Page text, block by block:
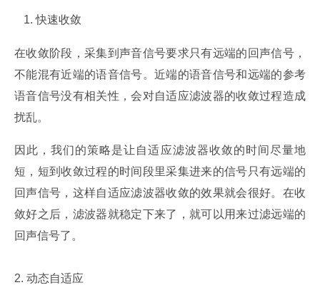
快速收敛
在收敛阶段，采集到声音信号要求只有远端的回声信号，
不能混有近端的语音信号。近端的语音信号和远端的参考
语音信号没有相关性，会对自适应滤波器的收敛过程造成
扰乱。
因此，我们的策略是让自适应滤波器收敛的时间尽量地
短，短到收敛过程的时间段里采集进来的信号只有远端的
回声信号，这样自适应滤波器收敛的效果就会很好。在收
敛好之后，滤波器就稳定下来了，就可以用来过滤远端的
回声信号了。
2. 动态自适应